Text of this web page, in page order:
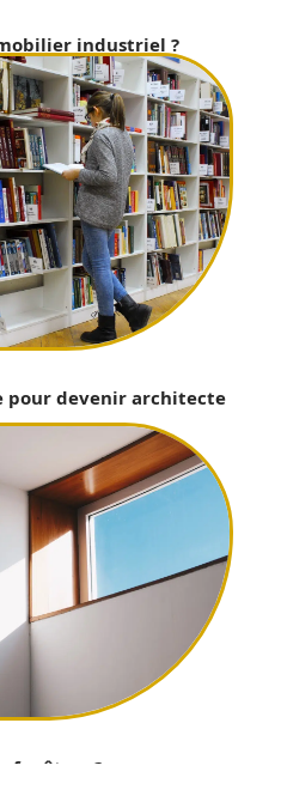
industriel ?
pour devenir architecte
fenêtres ?